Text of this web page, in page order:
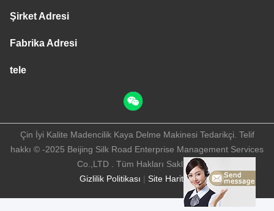
Şirket Adresi
Fabrika Adresi
tele
Gizlilik Politikası | Site Haritası
Çin İyi Kalite Madencilik Kaya Delme Makinesi Tedarikçi. Telif
hakkı © -2025 Beijing Silk Road Enterprise Management Services
Co.,LTD . Tüm Hakları Saklıdır.